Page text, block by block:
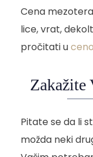
Cena
lice, vrat,
pročitati u
Zakažite
Pitate se da li
možda neki